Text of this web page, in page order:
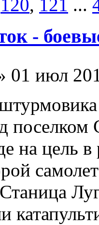
120, 121 ...
-
01 июл
на цель